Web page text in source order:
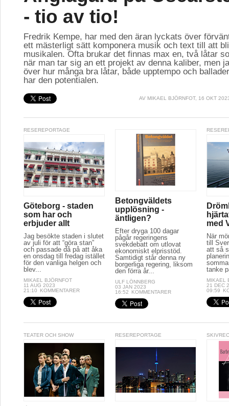
- tio av tio!
Fredrik Kempe, har med den äran lyckats över
ett mästerligt sätt komponera musik och text till att
musikalen. Ofta brukar det finnas max en, två låtar
när man tar sig an ett projekt av denna kaliber, men
över hur många bra låtar, både upptempo och
har den potentialen.
AV MIKAEL BJÖRNFOT, 16 OKT
RESEREPORTAGE
Göteborg - staden
som har och
erbjuder allt
Jag besökte staden i slutet
av juli för att “göra stan”
och passade då på att åka
en onsdag till fredag istället
för den vanliga helgen och
blev...
MIKAEL BJÖRNFOT
11 AUG 2023
21:10
KOMMENTARER
Betongväldets
upplösning -
äntligen?
Efter dryga 100 dagar
pågår regeringens
svekdebatt om utlovat
ekonomiskt elprisstöd.
Samtidigt står denna ny
borgerliga regering, liksom
den förra år...
ULF LÖNNBERG
03 JAN 2023
16:52
KOMMENTARER
med
När
till
att så
tanke
MIKAEL
21 DEC
09:59
TEATER OCH SHOW RESEREPORTAGE